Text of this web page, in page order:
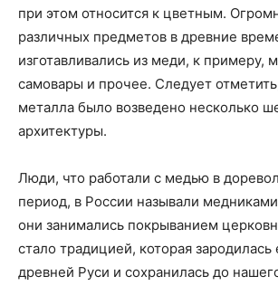
при этом относится к цветным.
различных предметов в древние
изготавливались из меди, к примеру,
самовары и прочее. Следует
металла было возведено несколько
архитектуры.
Люди, что работали с медью в
период, в России называли
они занимались покрыванием
стало традицией, которая
древней Руси и сохранилась до